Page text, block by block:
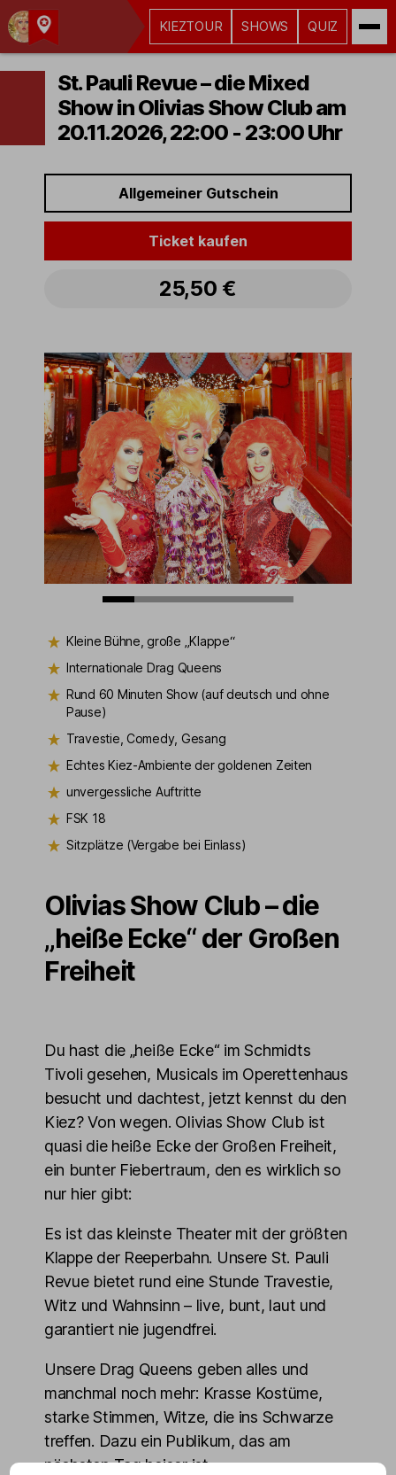
Kult-
Kieztouren
Hamburg
KIEZTOUR SHOWS QUIZ
St. Pauli Revue – die Mixed
Show in Olivias Show Club am
20.11.2026, 22:00 - 23:00 Uhr
Allgemeiner Gutschein
Ticket kaufen
25,50 €
Kleine Bühne, große „Klappe“
Internationale Drag Queens
Rund 60 Minuten Show (auf deutsch und ohne
Pause)
Travestie, Comedy, Gesang
Echtes Kiez-Ambiente der goldenen Zeiten
unvergessliche Auftritte
FSK 18
Sitzplätze (Vergabe bei Einlass)
Olivias Show Club – die
„heiße Ecke“ der Großen
Freiheit
Du hast die „heiße Ecke“ im Schmidts
Tivoli gesehen, Musicals im Operettenhaus
besucht und dachtest, jetzt kennst du den
Kiez? Von wegen. Olivias Show Club ist
quasi die heiße Ecke der Großen Freiheit,
ein bunter Fiebertraum, den es wirklich so
nur hier gibt:
Es ist das kleinste Theater mit der größten
Klappe der Reeperbahn. Unsere St. Pauli
Revue bietet rund eine Stunde Travestie,
Witz und Wahnsinn – live, bunt, laut und
garantiert nie jugendfrei.
Unsere Drag Queens geben alles und
manchmal noch mehr: Krasse Kostüme,
starke Stimmen, Witze, die ins Schwarze
treffen. Dazu ein Publikum, das am
nächsten Tag heiser ist.